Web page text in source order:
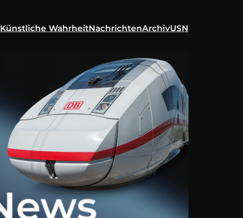
Künstliche WahrheitNachrichtenArchivUSN